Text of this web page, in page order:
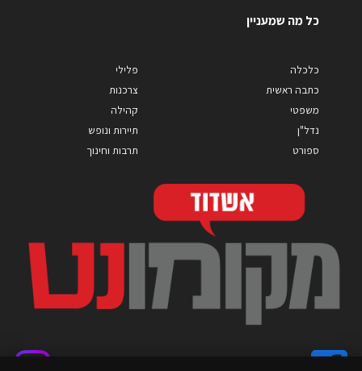
כל מה שמעניין
כלכלה
כתבה ראשית
משפטי
נדל"ן
ספורט
פלילי
צרכנות
קהילה
תיירות ונופש
תרבות וחינוך